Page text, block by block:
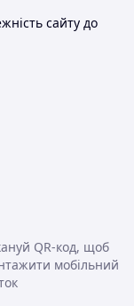
сайту до
QR-код, щоб
мобільний